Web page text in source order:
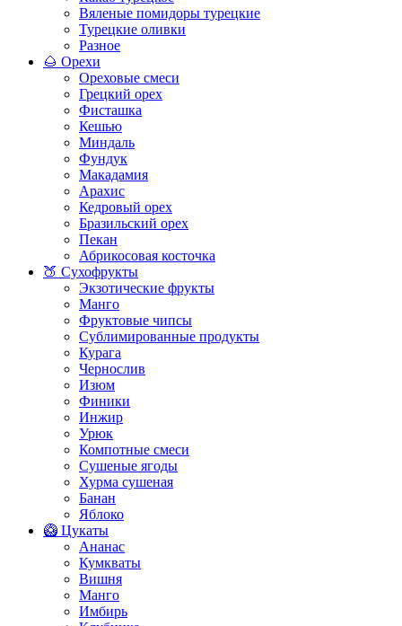
Вяленые помидоры турецкие
Турецкие оливки
Разное
🌰 Орехи
Ореховые смеси
Грецкий орех
Фисташка
Кешью
Миндаль
Фундук
Макадамия
Арахис
Кедровый орех
Бразильский орех
Пекан
Абрикосовая косточка
🍑 Сухофрукты
Экзотические фрукты
Манго
Фруктовые чипсы
Сублимированные продукты
Курага
Чернослив
Изюм
Финики
Инжир
Урюк
Компотные смеси
Сушеные ягоды
Хурма сушеная
Банан
Яблоко
🥝 Цукаты
Ананас
Кумкваты
Вишня
Манго
Имбирь